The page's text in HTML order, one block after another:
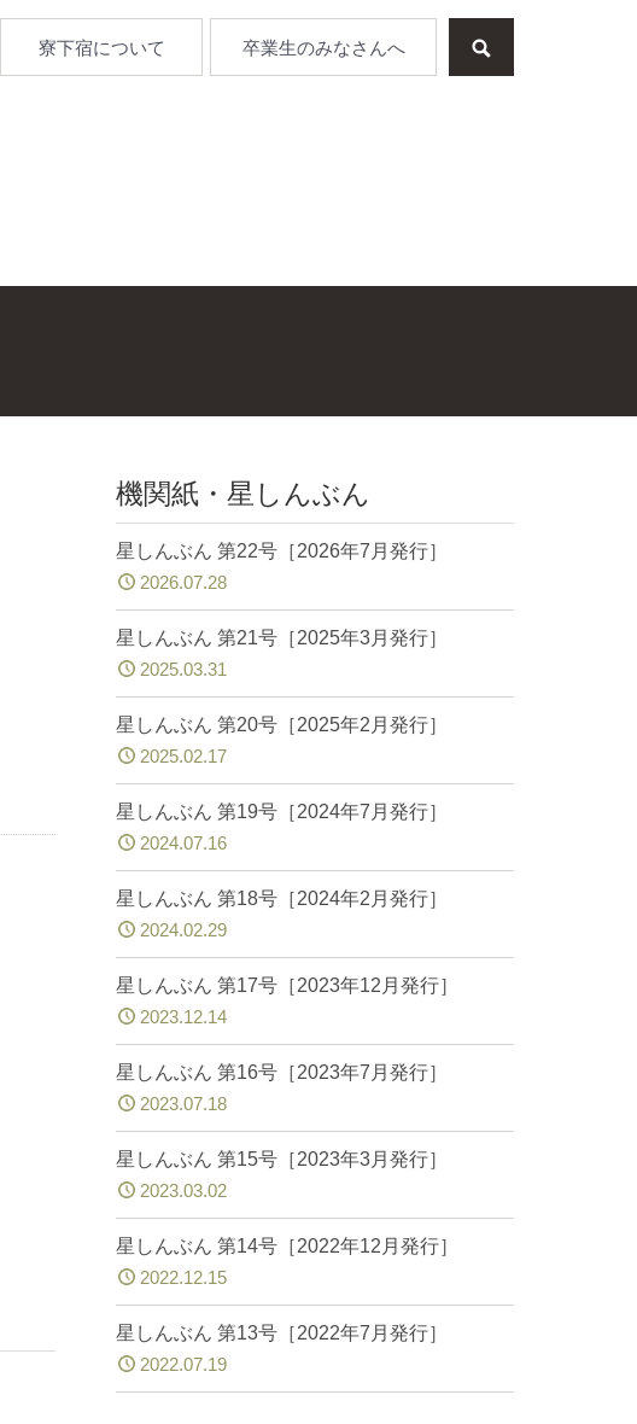
寮下宿について 卒業生のみなさんへ
機関紙・星しんぶん
星しんぶん 第22号［2026年7月発行］
2026.07.28
星しんぶん 第21号［2025年3月発行］
2025.03.31
星しんぶん 第20号［2025年2月発行］
2025.02.17
星しんぶん 第19号［2024年7月発行］
2024.07.16
星しんぶん 第18号［2024年2月発行］
2024.02.29
星しんぶん 第17号［2023年12月発行］
2023.12.14
星しんぶん 第16号［2023年7月発行］
2023.07.18
星しんぶん 第15号［2023年3月発行］
2023.03.02
星しんぶん 第14号［2022年12月発行］
2022.12.15
星しんぶん 第13号［2022年7月発行］
2022.07.19